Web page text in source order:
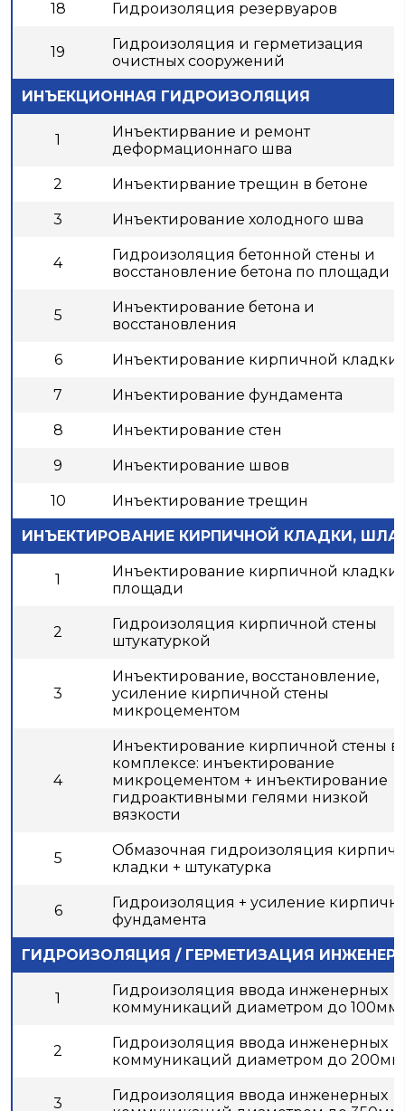
18 Гидроизоляция резервуаров
19
Гидроизоляция и герметизация
очистных сооружений
ИНЪЕКЦИОННАЯ ГИДРОИЗОЛЯЦИЯ
1
Инъектирвание и ремонт
деформационнаго шва
2 Инъектирвание трещин в бетоне
3 Инъектирование холодного шва
4
Гидроизоляция бетонной стены и
восстановление бетона по площади
5
Инъектирование бетона и
восстановления
6 Инъектирование кирпичной кладки
7 Инъектирование фундамента
8 Инъектирование стен
9 Инъектирование швов
10 Инъектирование трещин
ИНЪЕКТИРОВАНИЕ КИРПИЧНОЙ КЛАДКИ,
1
Инъектирование кирпичной кладки
площади
2
Гидроизоляция кирпичной стены
штукатуркой
3
Инъектирование, восстановление,
усиление кирпичной стены
микроцементом
4
Инъектирование кирпичной стены в
комплексе: инъектирование
микроцементом + инъектирование
гидроактивными гелями низкой
вязкости
5
Обмазочная гидроизоляция
кладки + штукатурка
6
Гидроизоляция + усиление
фундамента
ГИДРОИЗОЛЯЦИЯ / ГЕРМЕТИЗАЦИЯ
1
Гидроизоляция ввода инженерных
коммуникаций диаметром до 100мм.
2
Гидроизоляция ввода инженерных
коммуникаций диаметром до 200мм.
3
Гидроизоляция ввода инженерных